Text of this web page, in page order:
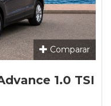
Comparar
1.0 TSI